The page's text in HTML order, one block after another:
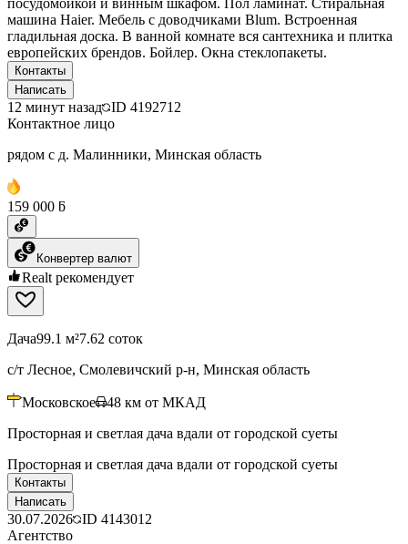
посудомойкой и винным шкафом. Пол ламинат. Стиральная
машина Haier. Мебель с доводчиками Blum. Встроенная
гладильная доска. В ванной комнате вся сантехника и плитка
европейских брендов. Бойлер. Окна стеклопакеты.
Контакты
Написать
12 минут назад ID 4192712
Контактное лицо
рядом с д. Малинники, Минская область
159 000 ƃ
Конвертер валют
Realt рекомендует
Дача99.1 м²7.62 соток
с/т Лесное, Смолевичский р-н, Минская область
Московское 48 км от МКАД
Просторная и светлая дача вдали от городской суеты
Просторная и светлая дача вдали от городской суеты
Контакты
Написать
30.07.2026 ID 4143012
Агентство